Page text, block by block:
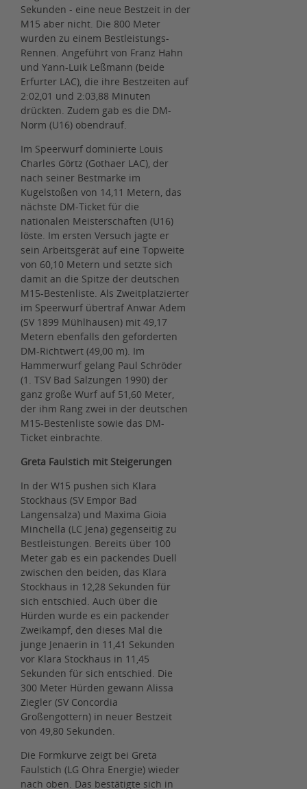
Sekunden - eine neue Bestzeit in der
M15 aber nicht. Die 800 Meter
wurden zu einem Bestleistungs-
Rennen. Angeführt von Franz Hahn
und Yann-Luik Leßmann (beide
Erfurter LAC), die ihre Bestzeiten auf
2:02,01 und 2:03,88 Minuten
drückten. Zudem gab es die DM-
Norm (U16) obendrauf.
Im Speerwurf dominierte Louis
Charles Görtz (Gothaer LAC), der
nach seiner Bestmarke im
Kugelstoßen von 14,11 Metern, das
nächste DM-Ticket für die
nationalen Meisterschaften (U16)
löste. Im ersten Versuch jagte er
sein Arbeitsgerät auf eine Topweite
von 60,10 Metern und setzte sich
damit an die Spitze der deutschen
M15-Bestenliste. Als Zweitplatzierter
im Speerwurf übertraf Anwar Adem
(SV 1899 Mühlhausen) mit 49,17
Metern ebenfalls den geforderten
DM-Richtwert (49,00 m). Im
Hammerwurf gelang Paul Schröder
(1. TSV Bad Salzungen 1990) der
ganz große Wurf auf 51,60 Meter,
der ihm Rang zwei in der deutschen
M15-Bestenliste sowie das DM-
Ticket einbrachte.
Greta Faulstich mit Steigerungen
In der W15 pushen sich Klara
Stockhaus (SV Empor Bad
Langensalza) und Maxima Gioia
Minchella (LC Jena) gegenseitig zu
Bestleistungen. Bereits über 100
Meter gab es ein packendes Duell
zwischen den beiden, das Klara
Stockhaus in 12,28 Sekunden für
sich entschied. Auch über die
Hürden wurde es ein packender
Zweikampf, den dieses Mal die
junge Jenaerin in 11,41 Sekunden
vor Klara Stockhaus in 11,45
Sekunden für sich entschied. Die
300 Meter Hürden gewann Alissa
Ziegler (SV Concordia
Großengottern) in neuer Bestzeit
von 49,80 Sekunden.
Die Formkurve zeigt bei Greta
Faulstich (LG Ohra Energie) wieder
nach oben. Das bestätigte sich in